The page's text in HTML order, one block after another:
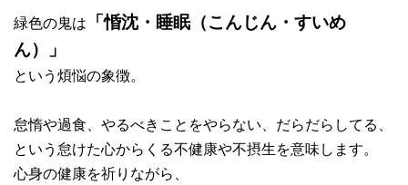
緑色の鬼は 「惛沈・睡眠（こんじん・すいめ
ん）」
という煩悩の象徴。
怠惰や過食、やるべきことをやらない、だらだらしてる、
という怠けた心からくる不健康や不摂生を意味します。
心身の健康を祈りながら、